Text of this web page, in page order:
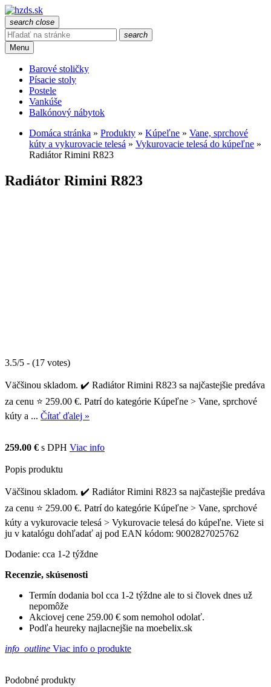
search close
search
Menu
Barové stoličky
Písacie stoly
Postele
Vankúše
Balkónový nábytok
Domáca stránka » Produkty » Kúpeľne » Vane, sprchové
kúty a vykurovacie telesá » Vykurovacie telesá do kúpeľne »
Radiátor Rimini R823
Radiátor Rimini R823
3.5/5 - (17 votes)
Väčšinou skladom. ✔️ Radiátor Rimini R823 sa najčastejšie predáva
za cenu ⭐ 259.00 €. Patrí do kategórie Kúpeľne > Vane, sprchové
kúty a ... Čítať ďalej »
259.00 € s DPH Viac info
Popis produktu
Väčšinou skladom. ✔️ Radiátor Rimini R823 sa najčastejšie predáva
za cenu ⭐ 259.00 €. Patrí do kategórie Kúpeľne > Vane, sprchové
kúty a vykurovacie telesá > Vykurovacie telesá do kúpeľne. Viete si
ju v katalógu dohľadať aj pod EAN kódom: 9002827025762
Dodanie: cca 1-2 týždne
Recenzie, skúsenosti
Termín dodania bol cca 1-2 týždne ale to si človek dnes už
nepomôže
Akciovej cene 259.00 € som nemohol odolať.
Podľa heureky najlacnejšie na moebelix.sk
info_outline Viac info o produkte
Podobné produkty